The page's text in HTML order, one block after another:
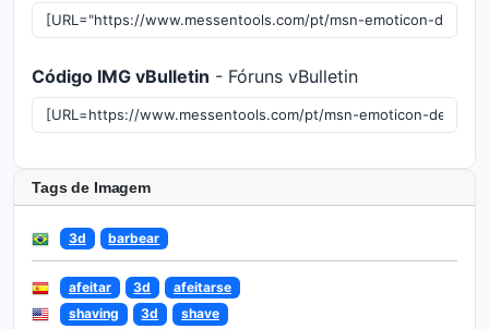
Código IMG vBulletin - Fóruns vBulletin
Tags de Imagem
3d barbear
afeitar 3d
afeitarse
shaving
3d
shave